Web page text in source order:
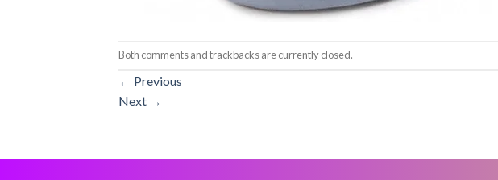
Both comments and trackbacks are currently closed.
← Previous
Next →